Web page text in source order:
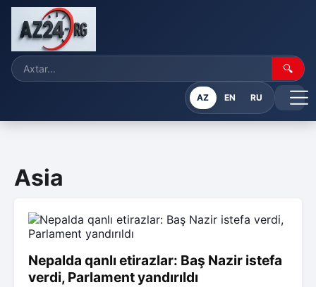
🔍
AZ EN RU
Asia
Nepalda qanlı etirazlar: Baş Nazir istefa
verdi, Parlament yandırıldı